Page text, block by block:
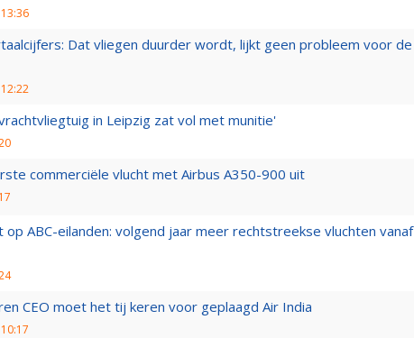
Dat vliegen duurder wordt, lijkt geen probleem voor de
in Leipzig zat vol met munitie'
commerciële vlucht met Airbus A350-900 uit
ABC-eilanden: volgend jaar meer rechtstreekse vluchten vanaf
CEO moet het tij keren voor geplaagd Air India